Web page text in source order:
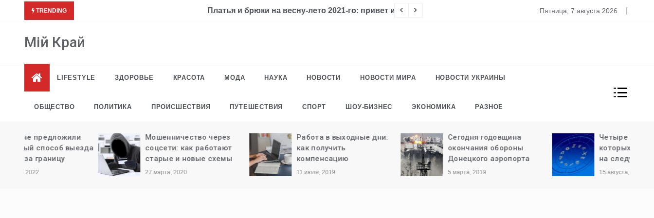
TRENDING Платья и брюки на весну-лето 2021-го: привет из 80-х Что известно о новом штамме коронавируса «Омикрон»
Пятница, 7 августа 2026
Мій Край
LIFESTYLE ЗДОРОВЬЕ КРАСОТА МОДА НАУКА НОВОСТИ НОВОСТИ МИРА НОВОСТИ УКРАИНЫ
ОБЩЕСТВО ПОЛИТИКА ПРОИСШЕСТВИЯ ПУТЕШЕСТВИЯ СПОРТ ШОУ-БИЗНЕС ЭКОНОМИКА РАЗНОЕ
Мошенничество через
соцсети: как работают
старые и новые схемы
27 марта, 2020
Работа в выходные дни:
как получить
компенсацию
11 июля, 2019
Сегодня годовщина
окончания обороны
Донецкого аэропорта
5 марта, 2019
Четыре знака зодиака,
которых ждет богатство
на следующей неделе
15 августа, 2018